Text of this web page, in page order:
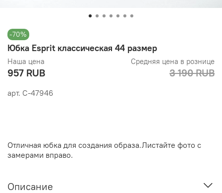
-70%
арт. С-47946
Юбка Esprit классическая 44 размер
Наша цена
957 RUB
Средняя цена в рознице
3 190 RUB
Отличная юбка для создания образа.Листайте фото с
замерами вправо.
Описание